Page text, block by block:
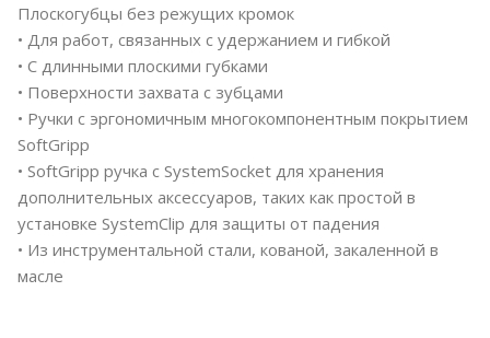
Плоскогубцы без режущих кромок
• Для работ, связанных с удержанием и гибкой
• С длинными плоскими губками
• Поверхности захвата с зубцами
• Ручки с эргономичным многокомпонентным покрытием
SoftGripp
• SoftGripp ручка с SystemSocket для хранения
дополнительных аксессуаров, таких как простой в
установке SystemClip для защиты от падения
• Из инструментальной стали, кованой, закаленной в
масле